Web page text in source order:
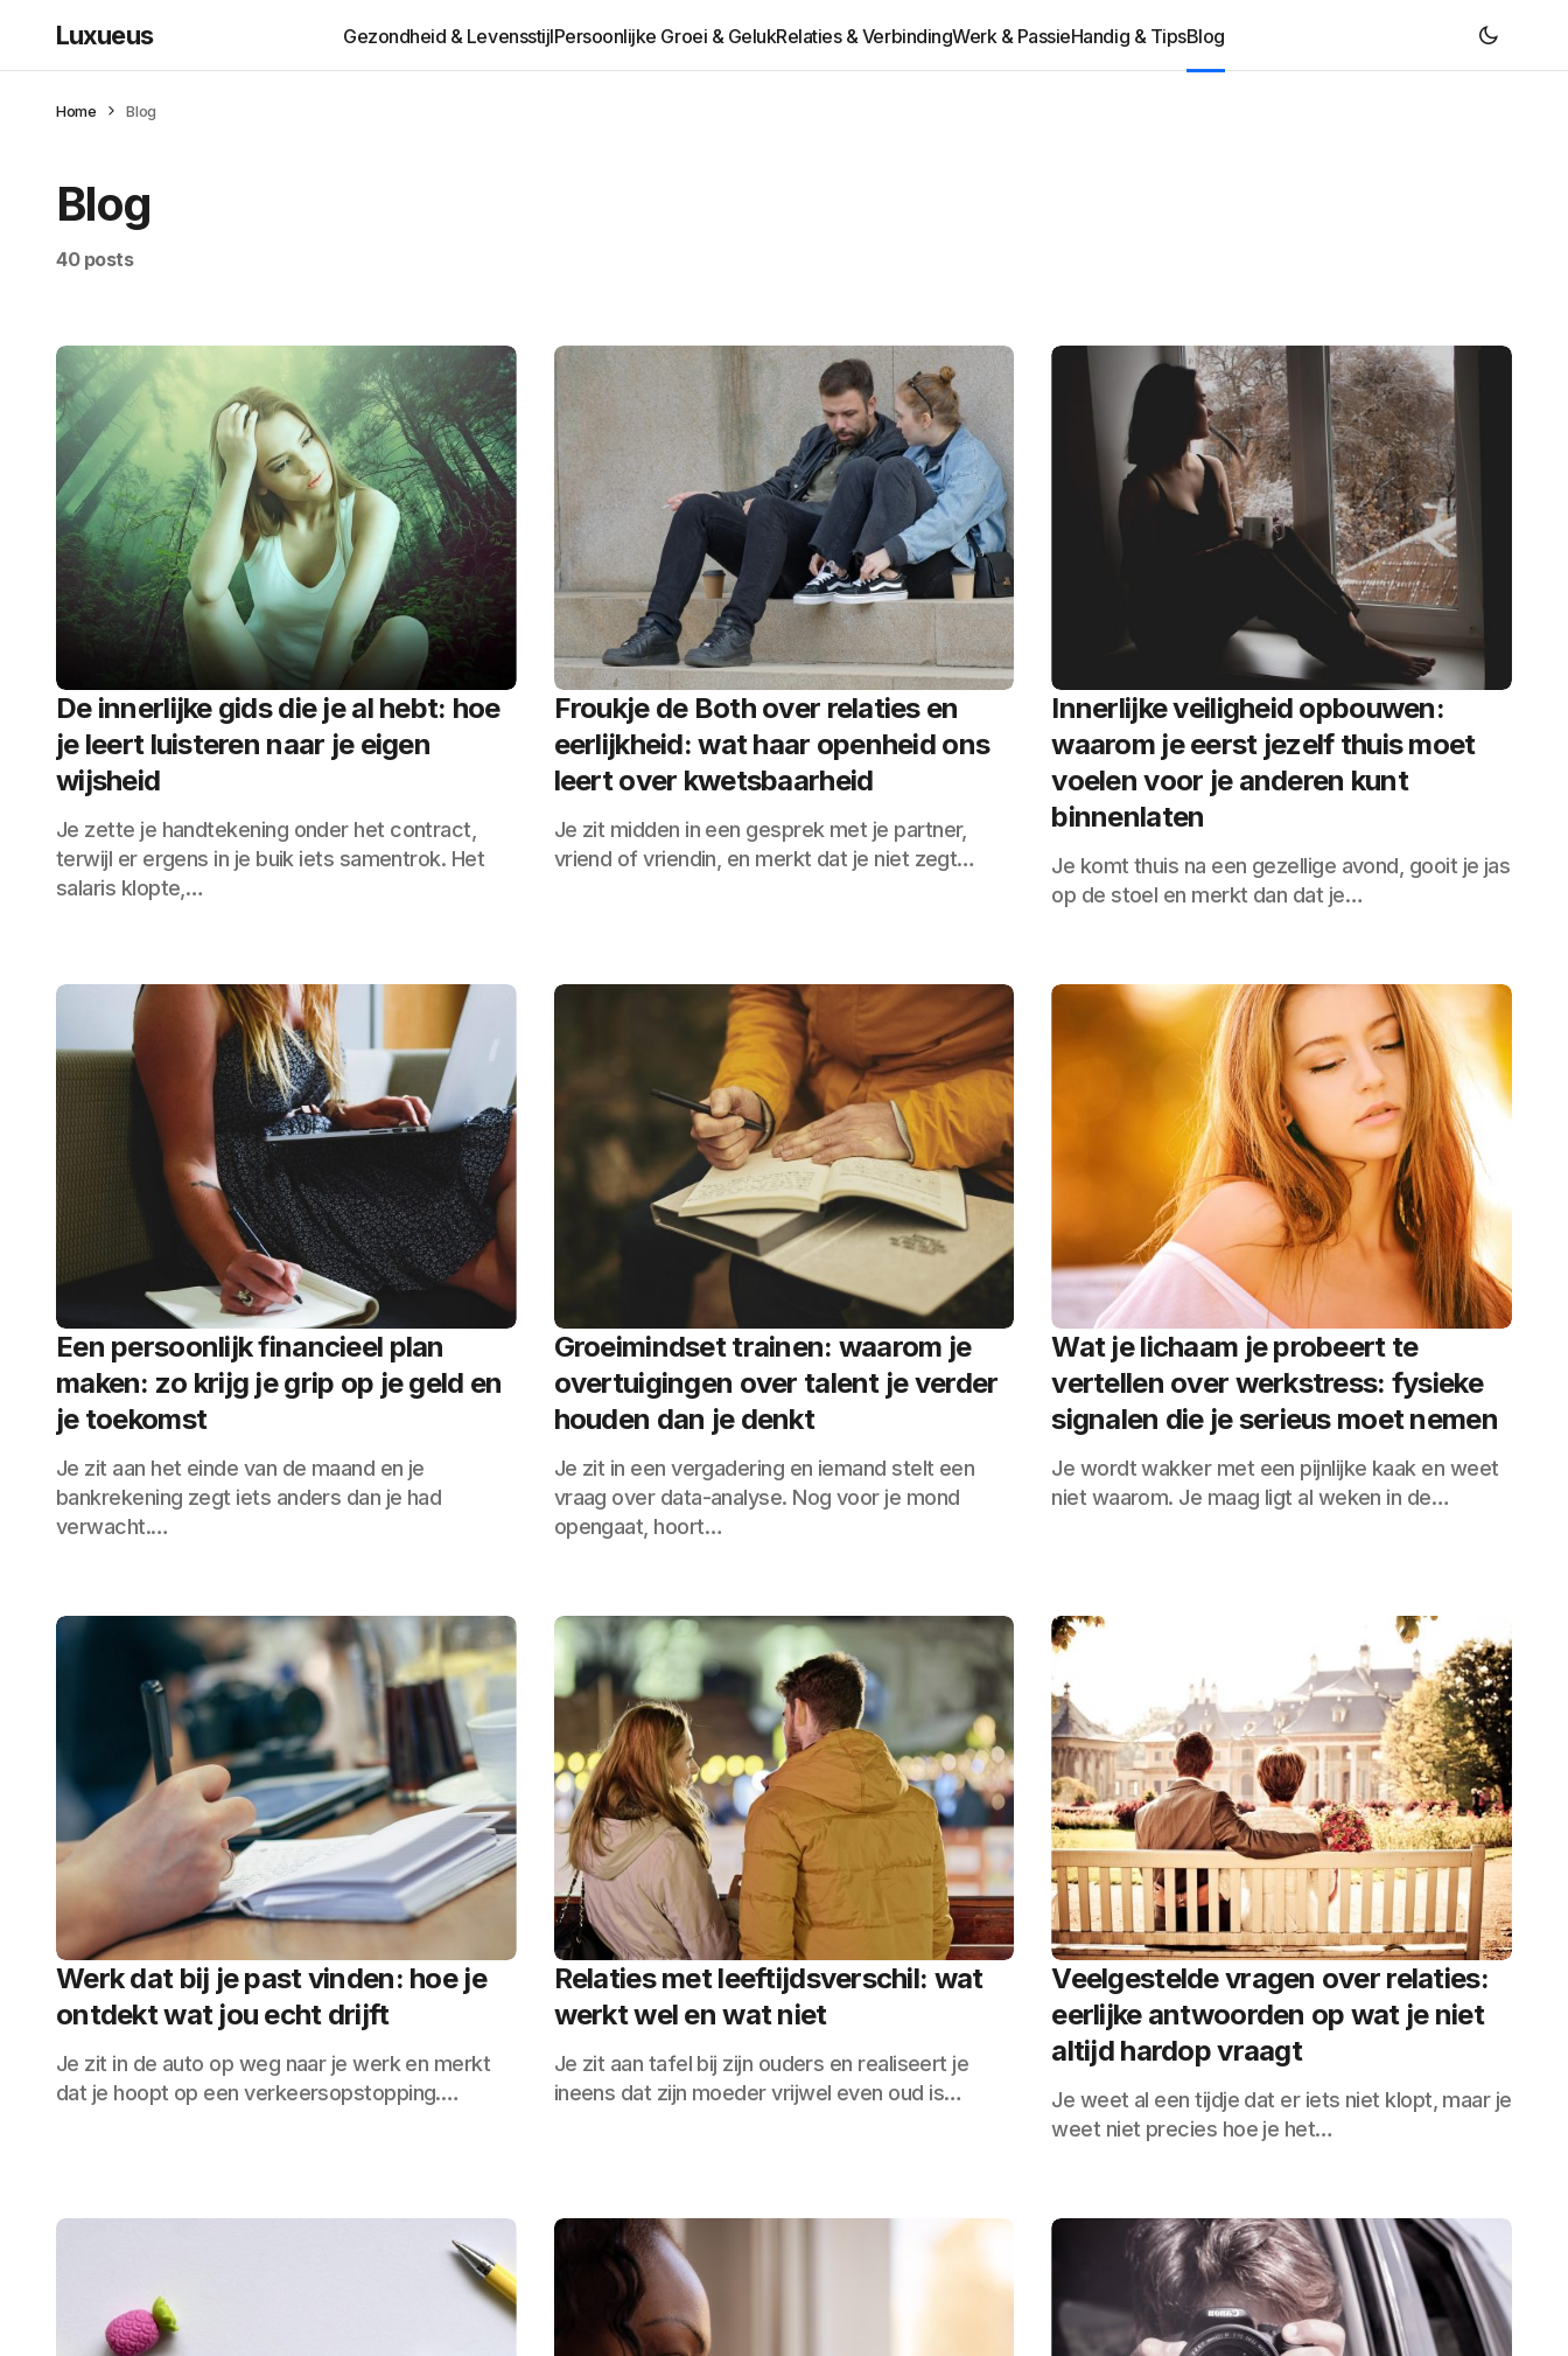
Luxueus Gezondheid & LevensstijlPersoonlijke Groei & GelukRelaties & VerbindingWerk & PassieHandig & TipsBlog
Home Blog
Blog
40 posts
De innerlijke gids die je al hebt: hoe
je leert luisteren naar je eigen
wijsheid
Je zette je handtekening onder het contract,
terwijl er ergens in je buik iets samentrok. Het
salaris klopte,…
Froukje de Both over relaties en
eerlijkheid: wat haar openheid ons
leert over kwetsbaarheid
Je zit midden in een gesprek met je partner,
vriend of vriendin, en merkt dat je niet zegt…
Innerlijke veiligheid opbouwen:
waarom je eerst jezelf thuis moet
voelen voor je anderen kunt
binnenlaten
Je komt thuis na een gezellige avond, gooit je jas
op de stoel en merkt dan dat je…
Een persoonlijk financieel plan
maken: zo krijg je grip op je geld en
je toekomst
Je zit aan het einde van de maand en je
bankrekening zegt iets anders dan je had
verwacht.…
Groeimindset trainen: waarom je
overtuigingen over talent je verder
houden dan je denkt
Je zit in een vergadering en iemand stelt een
vraag over data-analyse. Nog voor je mond
opengaat, hoort…
Wat je lichaam je probeert te
vertellen over werkstress: fysieke
signalen die je serieus moet nemen
Je wordt wakker met een pijnlijke kaak en weet
niet waarom. Je maag ligt al weken in de…
Werk dat bij je past vinden: hoe je
ontdekt wat jou echt drijft
Je zit in de auto op weg naar je werk en merkt
dat je hoopt op een verkeersopstopping.…
Relaties met leeftijdsverschil: wat
werkt wel en wat niet
Je zit aan tafel bij zijn ouders en realiseert je
ineens dat zijn moeder vrijwel even oud is…
Veelgestelde vragen over relaties:
eerlijke antwoorden op wat je niet
altijd hardop vraagt
Je weet al een tijdje dat er iets niet klopt, maar je
weet niet precies hoe je het…